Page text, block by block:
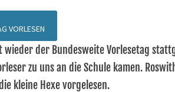
VORLESEN
wieder der Bundesweite Vorlesetag
zu uns an die Schule kamen.
kleine Hexe vorgelesen.